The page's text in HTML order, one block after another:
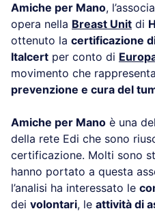
Amiche per Mano,
opera nella Breast Unit di
ottenuto la certificazione
Italcert per conto di
movimento che
prevenzione e cura del
Amiche per Mano è una
della rete Edi che sono
certificazione. Molti sono
hanno portato a questa
l’analisi ha interessato le
dei volontari, le attività di